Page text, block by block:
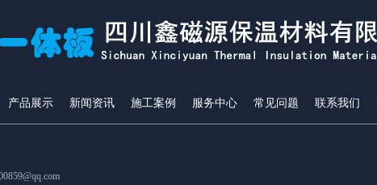
产品展示 新闻资讯 施工案例 服务中心 常见问题 联系我们